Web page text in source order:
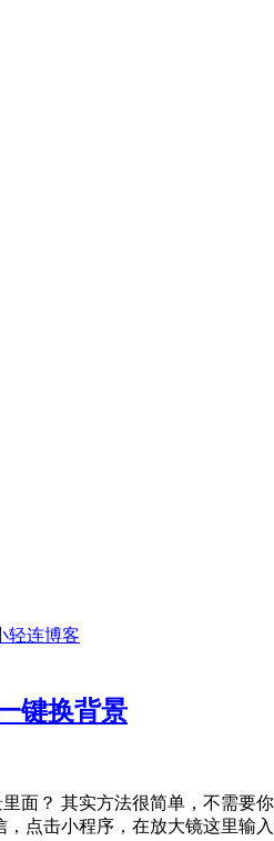
键换背景
面？ 其实方法很简单，不需
点击小程序，在放大镜这里输